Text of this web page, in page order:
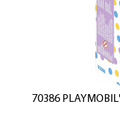
70386